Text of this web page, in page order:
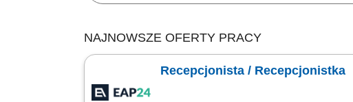
NAJNOWSZE OFERTY PRACY
Recepcjonista / Recepcjonistka